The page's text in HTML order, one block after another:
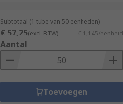
Subtotaal (1 tube van 50 eenheden)
€ 57,25(excl. BTW) € 1,145/eenheid
Aantal
Toevoegen